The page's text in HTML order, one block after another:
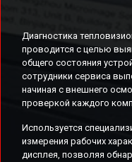
Диагностика
проводится с целью
общего состояния
сотрудники сервиса
начиная с внешнего
проверкой каждого
Используется
измерения рабочих
дисплея, позволяя